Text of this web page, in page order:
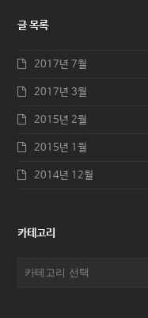
글 목록
2017년 7월
2017년 3월
2015년 2월
2015년 1월
2014년 12월
카테고리